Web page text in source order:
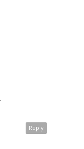
Reply